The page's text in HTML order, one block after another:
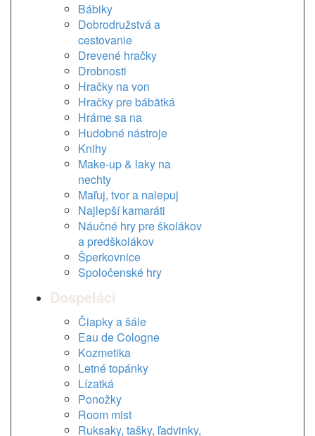
Bábiky
Dobrodružstvá a
cestovanie
Drevené hračky
Drobnosti
Hračky na von
Hračky pre bábätká
Hráme sa na
Hudobné nástroje
Knihy
Make-up & laky na
nechty
Maľuj, tvor a nalepuj
Najlepší kamaráti
Náučné hry pre školákov
a predškolákov
Šperkovnice
Spoločenské hry
Dospeláci
Čiapky a šále
Eau de Cologne
Kozmetika
Letné topánky
Lízatká
Ponožky
Room mist
Ruksaky, tašky, ľadvinky,